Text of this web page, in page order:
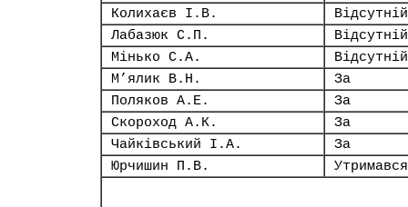
Колихаєв І.В.
Відсутній
Лабазюк С.П.
Відсутній
Мінько С.А.
Відсутній
М’ялик В.Н.
За
Поляков А.Е.
За
Скороход А.К.
За
Чайківський І.А.
За
Юрчишин П.В.
Утримався